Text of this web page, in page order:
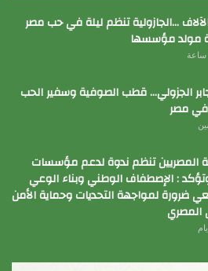
…الجازولية تنظم ليلة في حب مصر
مولد مؤسسها
الجزولي… قطب الصوفية وسفير الحب
في مصر
تنظم ندوة لدعم مؤسسات
: الإصطفاف الوطني وبناء الوعي
ضرورة لمواجهة التحديات وحماية الأمن
المصري